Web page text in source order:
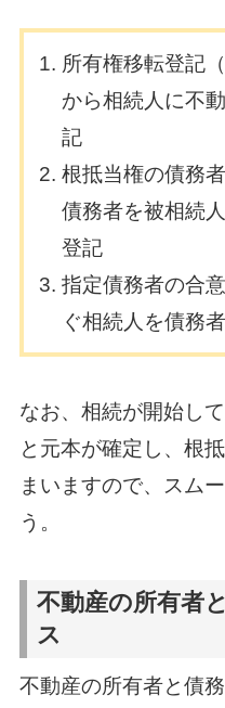
所有権移転登記
から相続人に不
記
根抵当権の債務
債務者を被相続
登記
指定債務者の合
ぐ相続人を債務
なお、相続が開始し
と元本が確定し、根
まいますので、スム
う。
不動産の所有者
ス
不動産の所有者と債